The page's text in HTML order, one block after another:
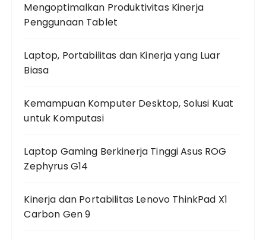
Mengoptimalkan Produktivitas Kinerja
Penggunaan Tablet
Laptop, Portabilitas dan Kinerja yang Luar
Biasa
Kemampuan Komputer Desktop, Solusi Kuat
untuk Komputasi
Laptop Gaming Berkinerja Tinggi Asus ROG
Zephyrus G14
Kinerja dan Portabilitas Lenovo ThinkPad X1
Carbon Gen 9